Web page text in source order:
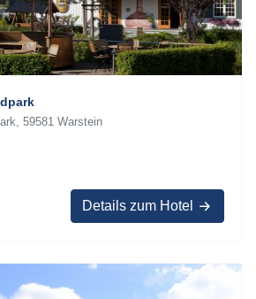
59581 Warstein
Details zum Hotel